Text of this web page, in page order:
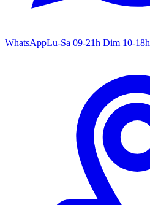
WhatsAppLu-Sa 09-21h Dim 10-18h